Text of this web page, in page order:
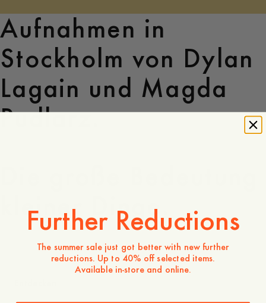
Aufnahmen in
Stockholm von Dylan
Lagain und Magda
Pudlarz.
kleiner Dinge.
Further Reductions
The summer sale just got better with new further
reductions. Up to 40% off selected items.
Available in-store and online.